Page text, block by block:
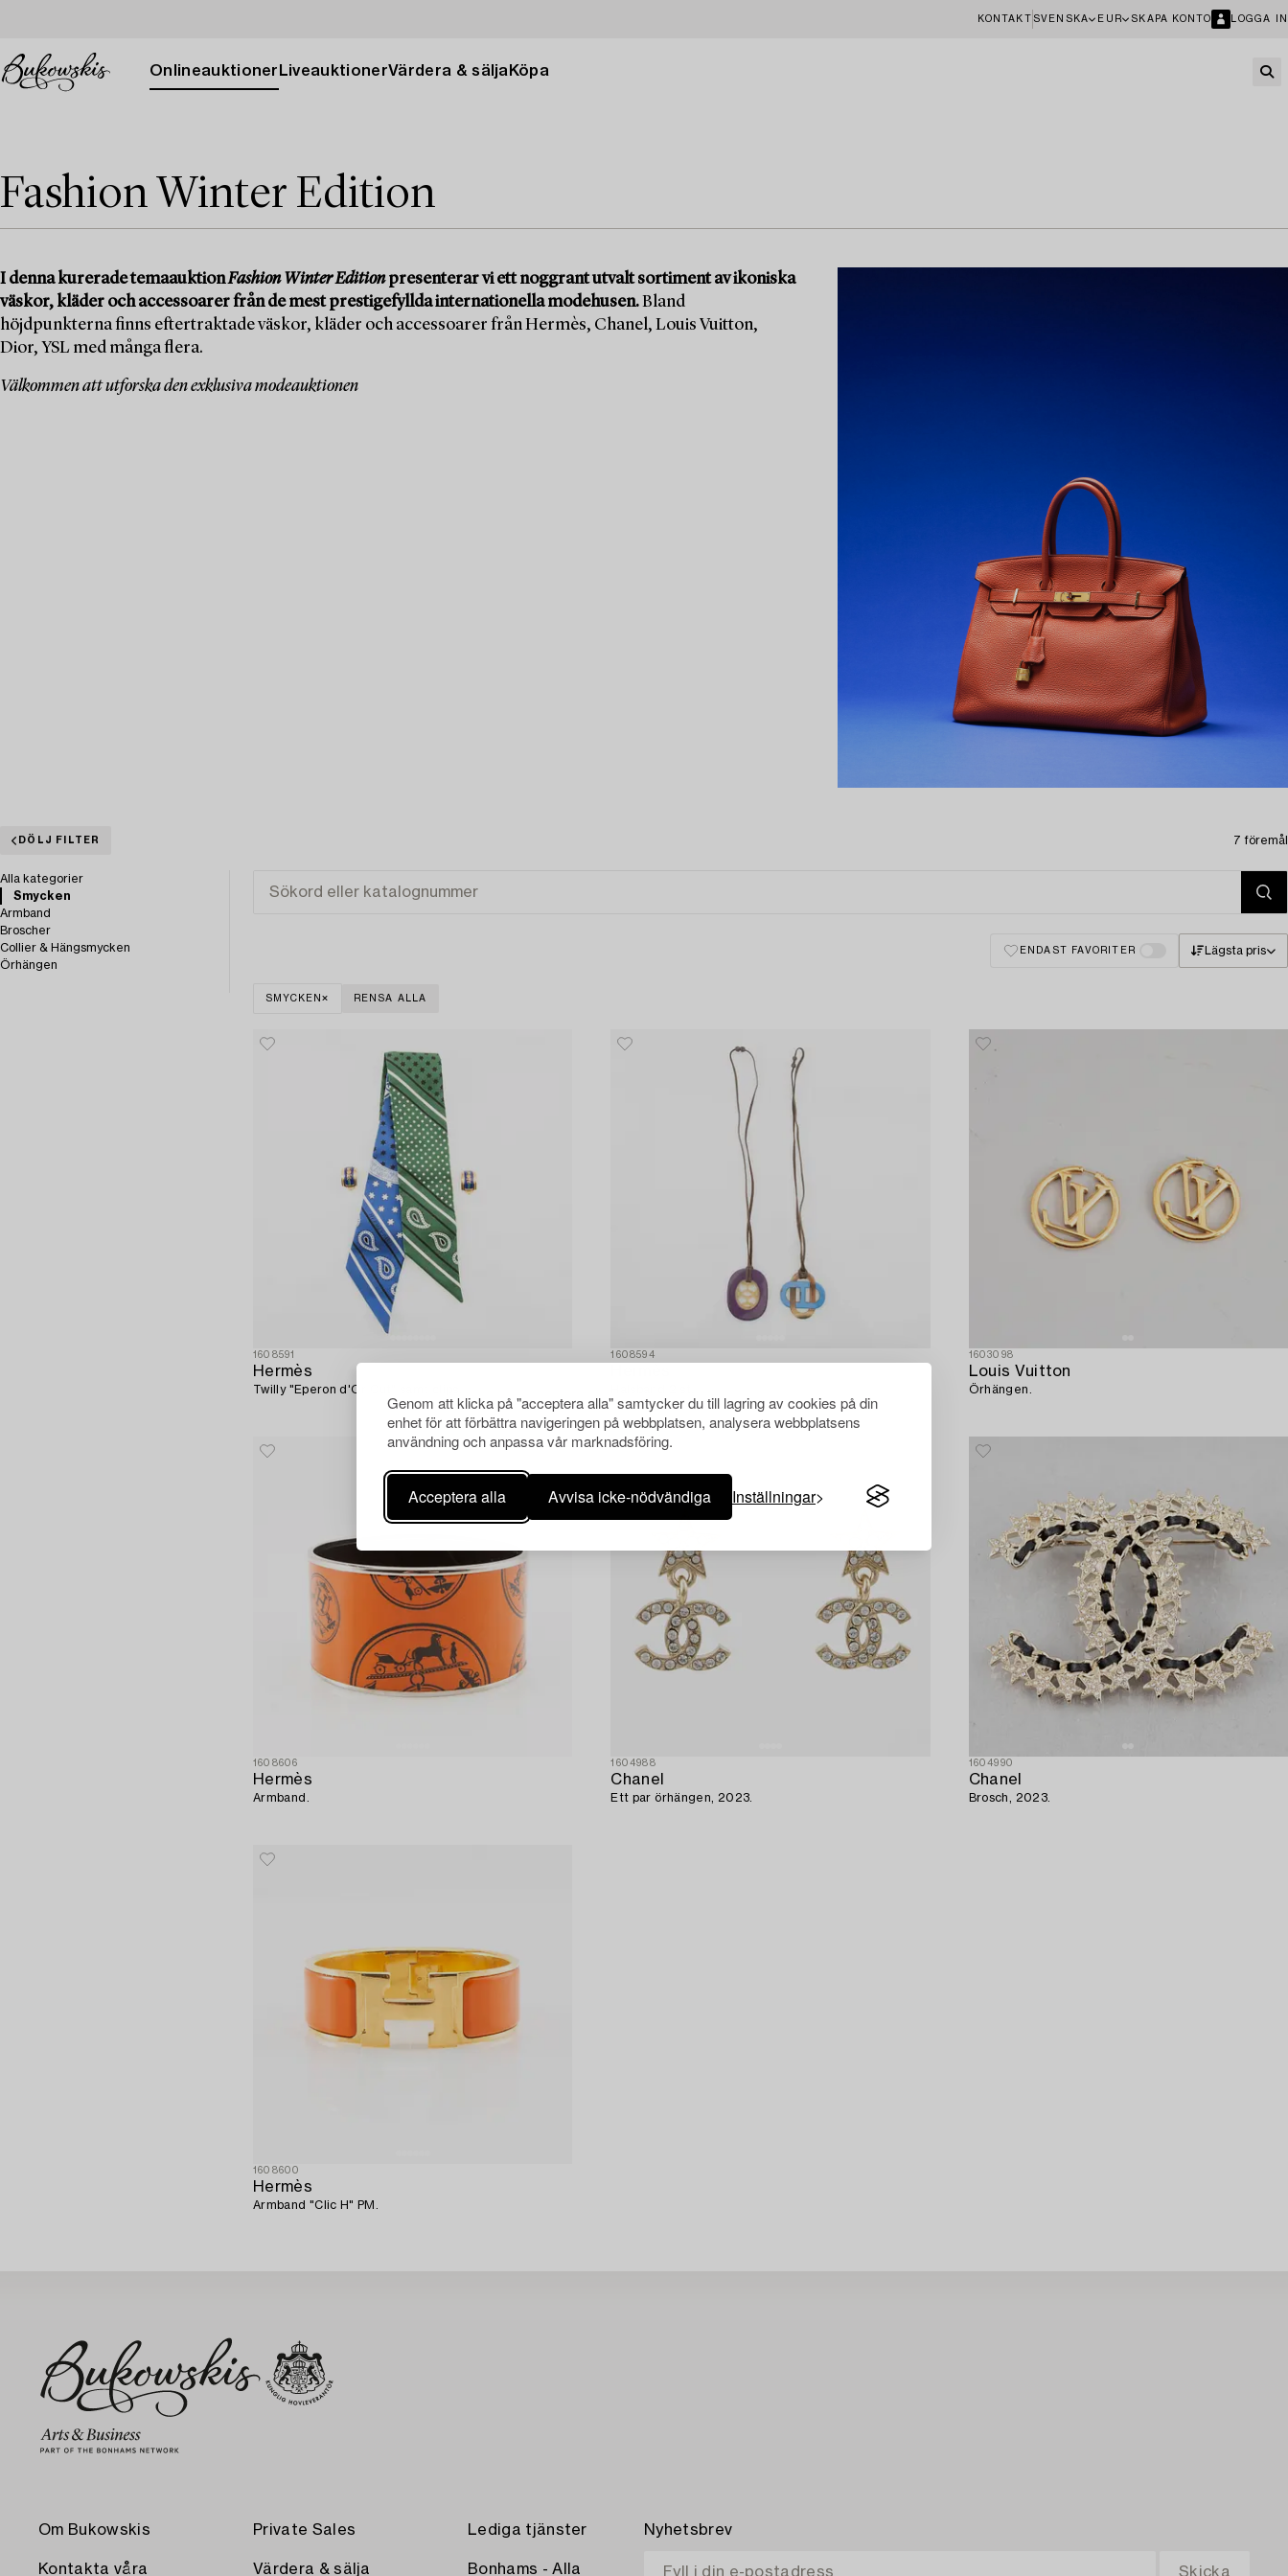
Genom att klicka på "acceptera alla" samtycker du till lagring av cookies på din
enhet för att förbättra navigeringen på webbplatsen, analysera webbplatsens
användning och anpassa vår marknadsföring.
Acceptera alla Avvisa icke-nödvändiga Inställningar
KONTAKT SVENSKA EUR SKAPA KONTO LOGGA IN
Onlineauktioner LiveauktionerVärdera & sälja Köpa
Fashion Winter Edition
I denna kurerade temaauktionFashion Winter Editionpresenterar vi ett noggrant utvalt sortiment av ikoniska
väskor, kläder och accessoarer från de mest prestigefyllda internationella modehusen.Bland
höjdpunkterna finns eftertraktade väskor, kläder och accessoarer från Hermès, Chanel, Louis Vuitton,
Dior, YSL med många flera.
Välkommen att utforska den exklusiva modeauktionen
DÖLJ FILTER 7 föremål
Alla kategorier
Smycken
Armband
Broscher
Collier & Hängsmycken
Örhängen
ENDAST FAVORITER Lägsta pris
SMYCKEN RENSA ALLA
1608591
Hermès
Twilly "Eperon d'Or Cut" samt clips.
1608594 1603098
Louis Vuitton
Örhängen.
1608606
Hermès
Armband.
1604988
Chanel
Ett par örhängen, 2023.
1604990
Chanel
Brosch, 2023.
1608600
Hermès
Armband "Clic H" PM.
Om Bukowskis
Kontakta våra
Private Sales
Värdera & sälja
Lediga tjänster
Bonhams - Alla
Nyhetsbrev